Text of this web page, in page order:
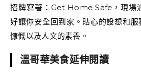
招牌寫著：Get Home Safe，現場
好讓你安全回到家。貼心的設想和
慷慨以及人文的素養。
溫哥華美食延伸閱讀